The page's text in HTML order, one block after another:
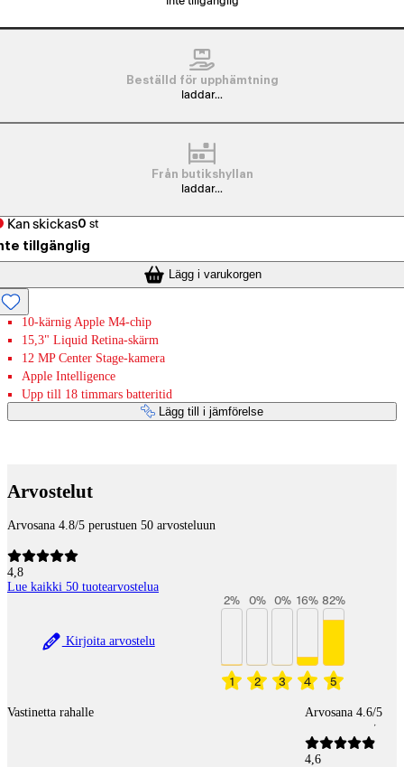
Beställd för upphämtning
laddar...
Från butikshyllan
laddar...
Kan skickas0 st
tillgänglig
Lägg i varukorgen
10-kärnig Apple M4-chip
15,3" Liquid Retina-skärm
12 MP Center Stage-kamera
Apple Intelligence
Upp till 18 timmars batteritid
Lägg till i jämförelse
Arvostelut
Arvosana 4.8/5 perustuen 50 arvosteluun
4,8
Lue kaikki 50 tuotearvostelua
Kirjoita arvostelu
1
2%
2
0%
3
0%
4
16%
5
82%
Vastinetta rahalle Arvosana 4.6/5
4,6